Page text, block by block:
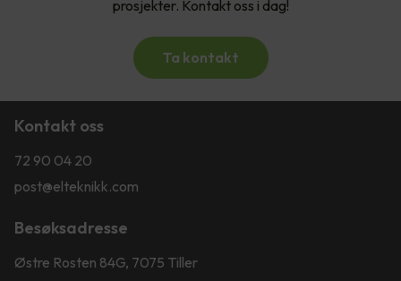
prosjekter. Kontakt oss i dag!
Ta kontakt
Kontakt oss
72 90 04 20
post@elteknikk.com
Besøksadresse
Østre Rosten 84G, 7075 Tiller